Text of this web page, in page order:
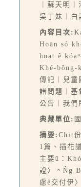
｜蘇天明
吳丁妹｜白
內容目次:
Hoān só͘
hoat ê
Khé-bông-
傳記｜兒童
諸問題｜基
公告｜我們
典藏單位:
摘要: Chit
1篇、插花
主要ū：
證〉。N̂g
慮ê交付伊